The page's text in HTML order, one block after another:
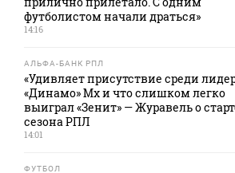
футболистом начали драться»
14:16
АЛЬФА-БАНК РПЛ
«Удивляет присутствие среди
«Динамо» Мх и что слишком легко
выиграл «Зенит» — Журавель о
сезона РПЛ
14:01
ФУТБОЛ